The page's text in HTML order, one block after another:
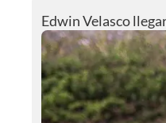
Edwin Velasco